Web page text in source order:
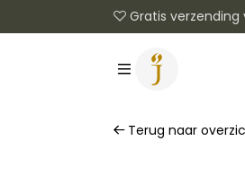
Gratis
Terug naar